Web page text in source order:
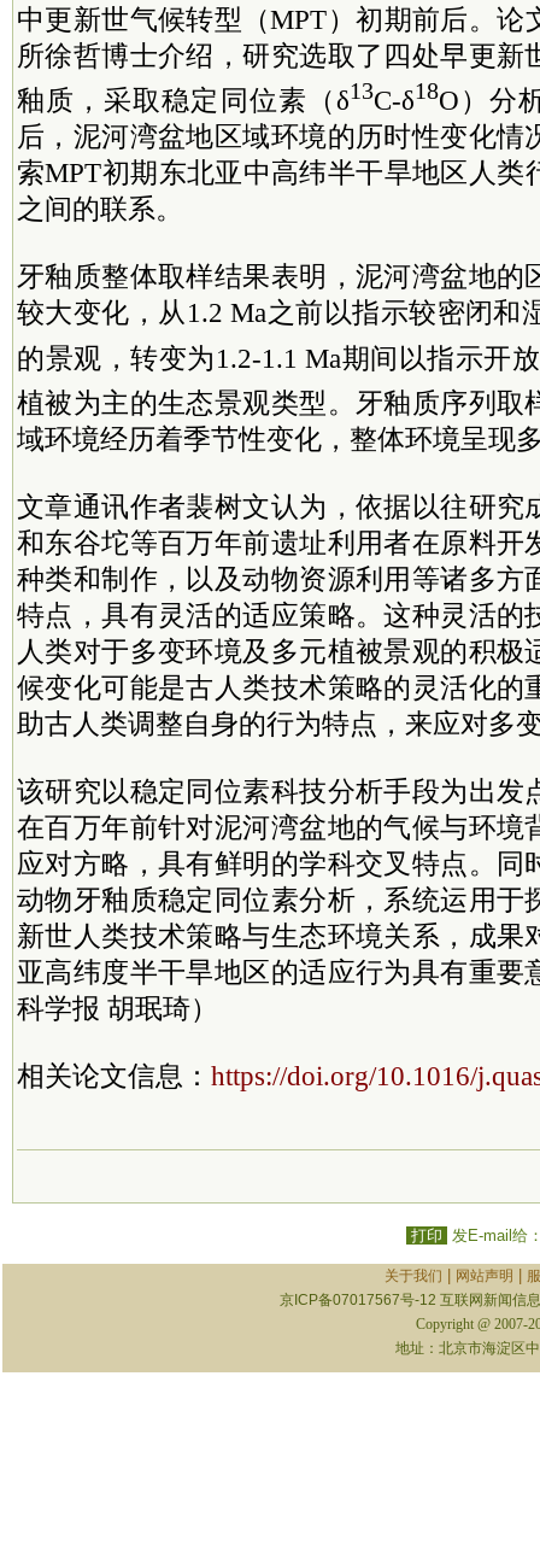
中更新世气候转型（MPT）初期前后。论
所徐哲博士介绍，研究选取了四处早更新
釉质，采取稳定同位素（δ13C-δ18O）分
后，泥河湾盆地区域环境的历时性变化情
索MPT初期东北亚中高纬半干旱地区人类
之间的联系。
牙釉质整体取样结果表明，泥河湾盆地的
较大变化，从1.2 Ma之前以指示较密闭和
的景观，转变为1.2-1.1 Ma期间以指示开
植被为主的生态景观类型。牙釉质序列取
域环境经历着季节性变化，整体环境呈现
文章通讯作者裴树文认为，依据以往研究
和东谷坨等百万年前遗址利用者在原料开
种类和制作，以及动物资源利用等诸多方
特点，具有灵活的适应策略。这种灵活的
人类对于多变环境及多元植被景观的积极
候变化可能是古人类技术策略的灵活化的
助古人类调整自身的行为特点，来应对多
该研究以稳定同位素科技分析手段为出发
在百万年前针对泥河湾盆地的气候与环境
应对方略，具有鲜明的学科交叉特点。同
动物牙釉质稳定同位素分析，系统运用于
新世人类技术策略与生态环境关系，成果
亚高纬度半干旱地区的适应行为具有重要
科学报 胡珉琦）
相关论文信息： https://doi.org/10.1016/
打印 发E-mail给
关于我们 网站声明
京ICP备07017567号-12 互联网新闻信
Copyright @ 2007-
地址：北京市海淀区